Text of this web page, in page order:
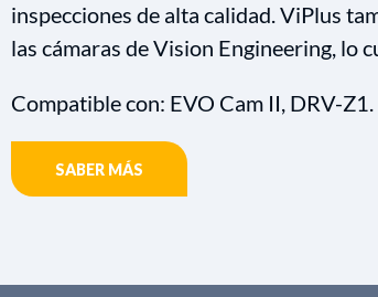
inspecciones de alta calidad. ViPlus
las cámaras de Vision Engineering, lo
Compatible con: EVO Cam II, DRV-Z1.
SABER MÁS